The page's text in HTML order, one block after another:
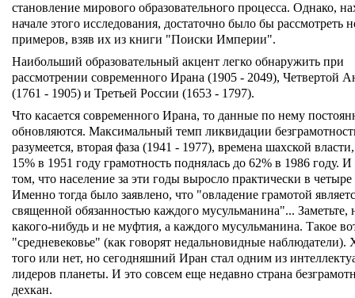
становление мирового образовательного процесса. Однако,
начале этого исследования, достаточно было бы рассмотреть
примеров, взяв их из книги "Поиски Империи".
Наибольший образовательный акцент легко обнаружить при
рассмотрении современного Ирана (1905 - 2049), Четвертой
(1761 - 1905) и Третьей России (1653 - 1797).
Что касается современного Ирана, то данные по нему
обновляются. Максимальный темп ликвидации
разумеется, вторая фаза (1941 - 1977), времена шахской
15% в 1951 году грамотность поднялась до 62% в 1986 году.
том, что население за эти годы выросло практически в четыре
Именно тогда было заявлено, что "овладение грамотой
священной обязанностью каждого мусульманина"... Заметьте,
какого-нибудь и не муфтия, а каждого мусульманина. Такое
"средневековье" (как говорят недальновидные
того или нет, но сегодняшний Иран стал одним из
лидеров планеты. И это совсем еще недавно страна
дехкан.